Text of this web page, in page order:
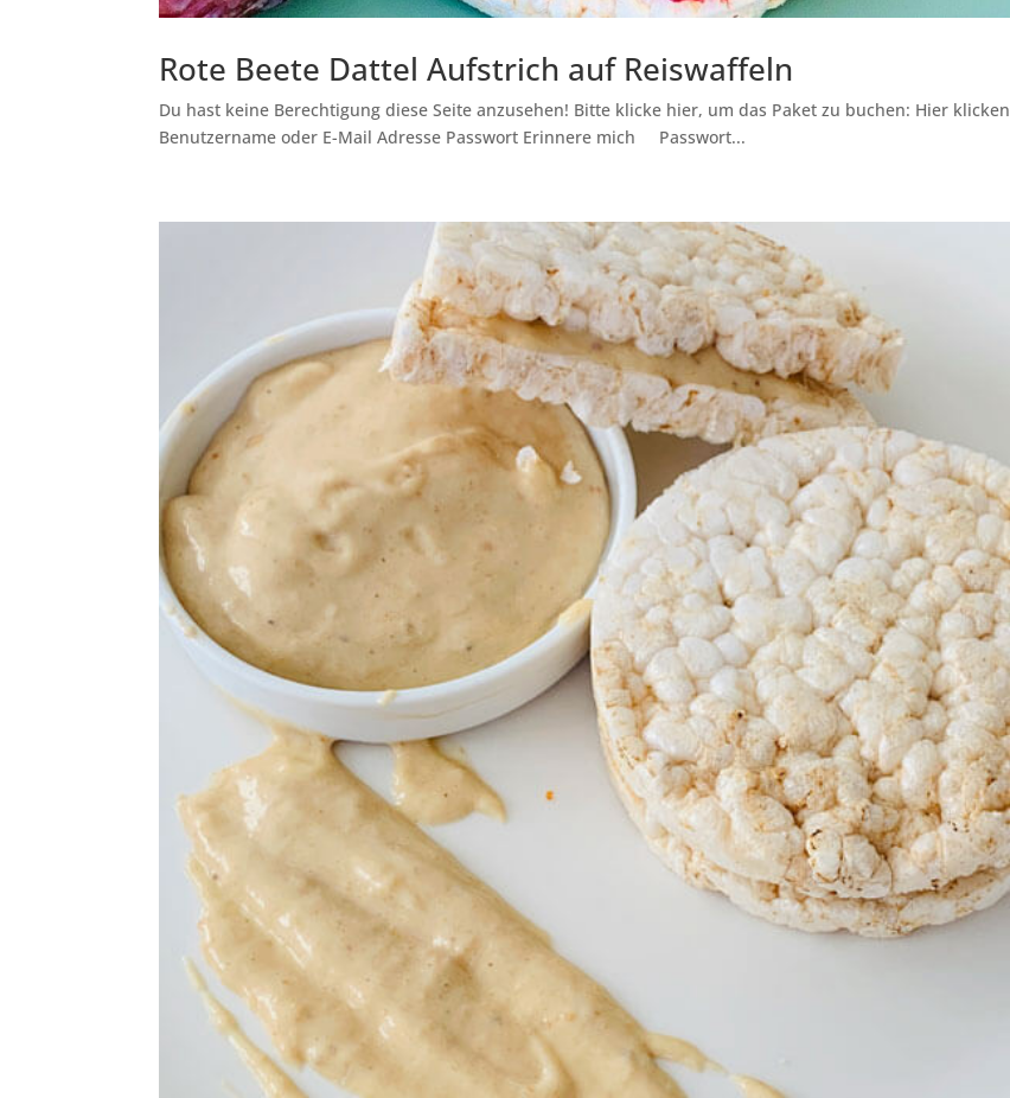
Rote Beete Dattel Aufstrich auf Reiswaffeln
Du hast keine Berechtigung diese Seite anzusehen! Bitte klicke hier, um das Paket zu buchen: Hier klicken
Benutzername oder E-Mail Adresse Passwort Erinnere mich Passwort...